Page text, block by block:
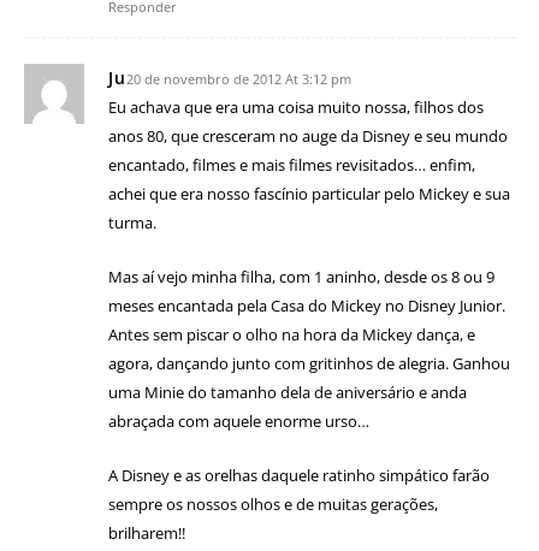
Responder
Ju20 de novembro de 2012 At 3:12 pm
Eu achava que era uma coisa muito nossa, filhos dos
anos 80, que cresceram no auge da Disney e seu mundo
encantado, filmes e mais filmes revisitados… enfim,
achei que era nosso fascínio particular pelo Mickey e sua
turma.
Mas aí vejo minha filha, com 1 aninho, desde os 8 ou 9
meses encantada pela Casa do Mickey no Disney Junior.
Antes sem piscar o olho na hora da Mickey dança, e
agora, dançando junto com gritinhos de alegria. Ganhou
uma Minie do tamanho dela de aniversário e anda
abraçada com aquele enorme urso…
A Disney e as orelhas daquele ratinho simpático farão
sempre os nossos olhos e de muitas gerações,
brilharem!!